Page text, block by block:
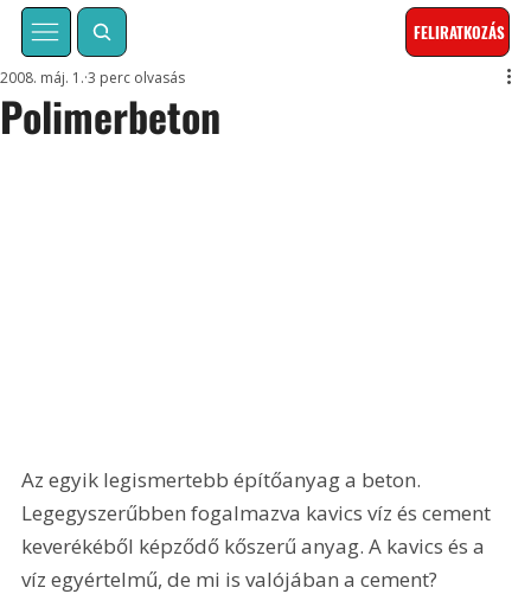
FELIRATKOZÁS
Polimerbeton
2008. máj. 1. 3 perc olvasás
Az egyik legismertebb építőanyag a beton.
Legegyszerűbben fogalmazva kavics víz és cement
keverékéből képződő kőszerű anyag. A kavics és a
víz egyértelmű, de mi is valójában a cement?